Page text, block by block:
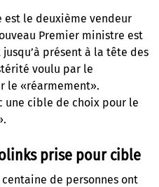
est le deuxième vendeur
Premier ministre est
présent à la tête des
voulu par le
le «réarmement».
une cible de choix pour le
prise pour cible
de personnes ont